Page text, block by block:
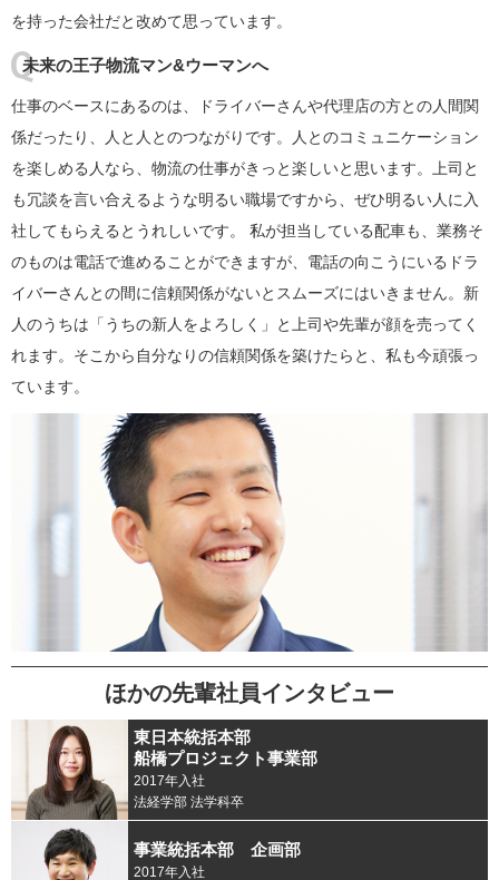
を持った会社だと改めて思っています。
未来の王子物流マン&ウーマンへ
仕事のベースにあるのは、ドライバーさんや代理店の方との人間関
係だったり、人と人とのつながりです。人とのコミュニケーション
を楽しめる人なら、物流の仕事がきっと楽しいと思います。上司と
も冗談を言い合えるような明るい職場ですから、ぜひ明るい人に入
社してもらえるとうれしいです。 私が担当している配車も、業務そ
のものは電話で進めることができますが、電話の向こうにいるドラ
イバーさんとの間に信頼関係がないとスムーズにはいきません。新
人のうちは「うちの新人をよろしく」と上司や先輩が顔を売ってく
れます。そこから自分なりの信頼関係を築けたらと、私も今頑張っ
ています。
ほかの先輩社員インタビュー
東日本統括本部
船橋プロジェクト事業部
2017年入社
法経学部 法学科卒
事業統括本部 企画部
2017年入社